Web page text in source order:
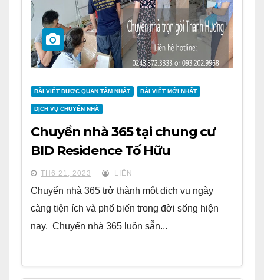
BÀI VIẾT ĐƯỢC QUAN TÂM NHẤT BÀI VIẾT MỚI NHẤT
DỊCH VỤ CHUYỂN NHÀ
Chuyển nhà 365 tại chung cư
BID Residence Tố Hữu
TH6 21, 2023 LIÊN
Chuyển nhà 365 trở thành một dịch vụ ngày
càng tiện ích và phổ biến trong đời sống hiện
nay. Chuyển nhà 365 luôn sẵn...